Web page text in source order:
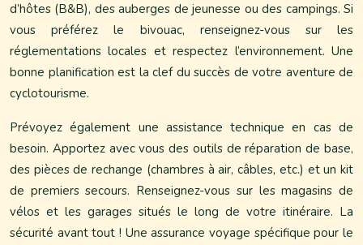
d’hôtes (B&B), des auberges de jeunesse ou des campings. Si
vous préférez le bivouac, renseignez-vous sur les
réglementations locales et respectez l’environnement. Une
bonne planification est la clef du succès de votre aventure de
cyclotourisme.
Prévoyez également une assistance technique en cas de
besoin. Apportez avec vous des outils de réparation de base,
des pièces de rechange (chambres à air, câbles, etc.) et un kit
de premiers secours. Renseignez-vous sur les magasins de
vélos et les garages situés le long de votre itinéraire. La
sécurité avant tout ! Une assurance voyage spécifique pour le